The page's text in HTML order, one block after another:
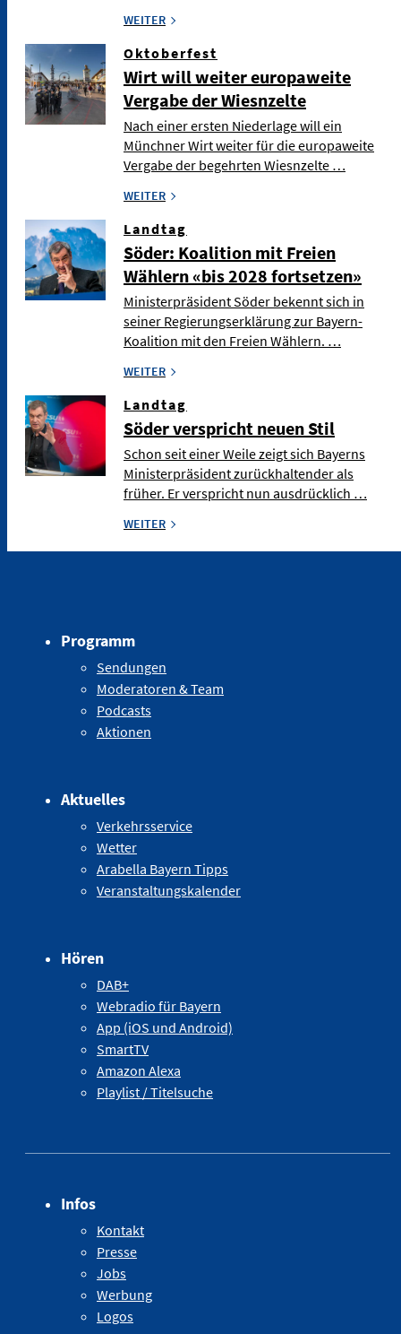
WEITER
Oktoberfest
Wirt will weiter europaweite
Vergabe der Wiesnzelte
Nach einer ersten Niederlage will ein
Münchner Wirt weiter für die europaweite
Vergabe der begehrten Wiesnzelte …
WEITER
Landtag
Söder: Koalition mit Freien
Wählern «bis 2028 fortsetzen»
Ministerpräsident Söder bekennt sich in
seiner Regierungserklärung zur Bayern-
Koalition mit den Freien Wählern. …
WEITER
Landtag
Söder verspricht neuen Stil
Schon seit einer Weile zeigt sich Bayerns
Ministerpräsident zurückhaltender als
früher. Er verspricht nun ausdrücklich …
WEITER
Programm
Sendungen
Moderatoren & Team
Podcasts
Aktionen
Aktuelles
Verkehrsservice
Wetter
Arabella Bayern Tipps
Veranstaltungskalender
Hören
DAB+
Webradio für Bayern
App (iOS und Android)
SmartTV
Amazon Alexa
Playlist / Titelsuche
Infos
Kontakt
Presse
Jobs
Werbung
Logos